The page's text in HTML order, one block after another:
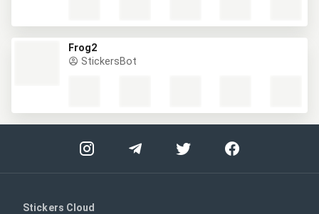
Frog2
StickersBot
Stickers Cloud